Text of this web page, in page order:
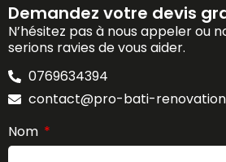
Demandez votre devis
N’hésitez pas à nous appeler ou
serions ravies de vous aider.
0769634394
contact@pro-bati-
Nom